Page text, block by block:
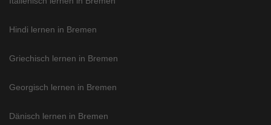
Hindi lernen in Bremen
Griechisch lernen in Bremen
Georgisch lernen in Bremen
Dänisch lernen in Bremen